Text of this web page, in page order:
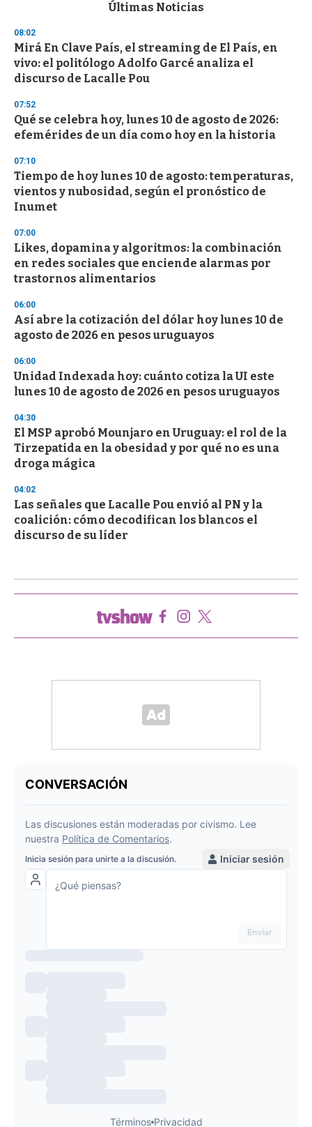
d
s
o
f
3
s
e
c
o
d
s
Últimas Noticias
08:02
Mirá En Clave País, el streaming de El País, en
vivo: el politólogo Adolfo Garcé analiza el
discurso de Lacalle Pou
07:52
Qué se celebra hoy, lunes 10 de agosto de 2026:
efemérides de un día como hoy en la historia
07:10
Tiempo de hoy lunes 10 de agosto: temperaturas,
vientos y nubosidad, según el pronóstico de
Inumet
07:00
Likes, dopamina y algoritmos: la combinación
en redes sociales que enciende alarmas por
trastornos alimentarios
06:00
Así abre la cotización del dólar hoy lunes 10 de
agosto de 2026 en pesos uruguayos
06:00
Unidad Indexada hoy: cuánto cotiza la UI este
lunes 10 de agosto de 2026 en pesos uruguayos
04:30
El MSP aprobó Mounjaro en Uruguay: el rol de la
Tirzepatida en la obesidad y por qué no es una
droga mágica
04:02
Las señales que Lacalle Pou envió al PN y la
coalición: cómo decodifican los blancos el
discurso de su líder